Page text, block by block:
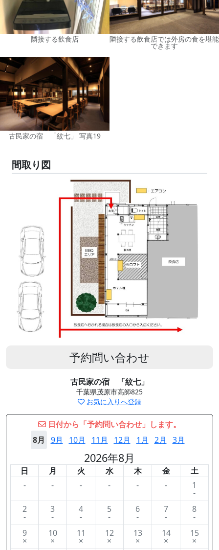
隣接する飲食店 隣接する飲食店では外房の食を堪能
できます
古民家の宿 「紋七」 写真19
間取り図
予約問い合わせ
古民家の宿 「紋七」
千葉県茂原市高師825
お気に入りへ登録
日付から「予約問い合わせ」します。
8月
9月 10月 11月 12月 1月 2月 3月
2026年8月
日 月 火 水 木 金
土
-
- - - - - 1
-
2
-
3
-
4
-
5
-
6
-
7
-
8
-
9
×
10
×
11
×
12
×
13
×
14
×
15
×